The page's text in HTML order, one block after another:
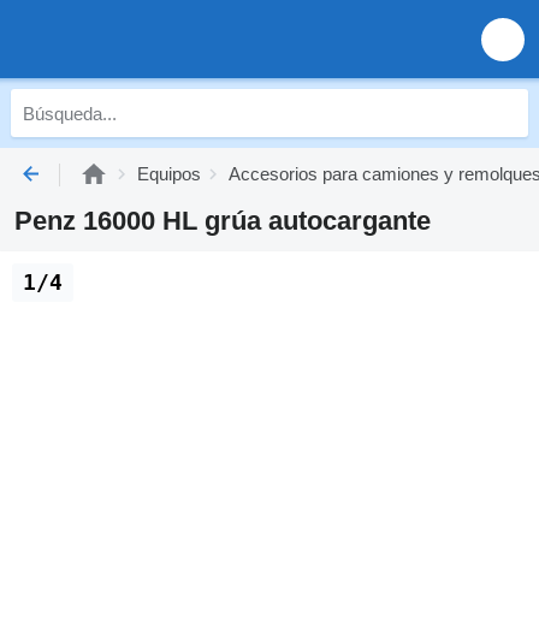
Equipos Accesorios para camiones y
Penz 16000 HL grúa autocargante
1/4